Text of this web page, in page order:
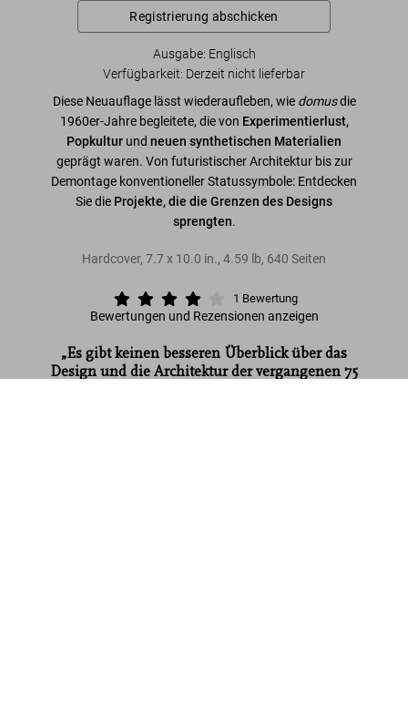
Registrierung abschicken
Ausgabe: Englisch
Verfügbarkeit: Derzeit nicht lieferbar
Diese Neuauflage lässt wiederaufleben, wie domusdie
1960er-Jahre begleitete, die von Experimentierlust,
Popkultur und neuen synthetischen Materialien
geprägt waren. Von futuristischer Architektur bis zur
Demontage konventioneller Statussymbole: Entdecken
Sie die Projekte, die die Grenzen des Designs
sprengten.
Hardcover, 7.7 x 10.0 in., 4.59 lb, 640 Seiten
1 Bewertung
Bewertungen und Rezensionen anzeigen
„Es gibt keinen besseren Überblick über das
Design und die Architektur der vergangenen 75